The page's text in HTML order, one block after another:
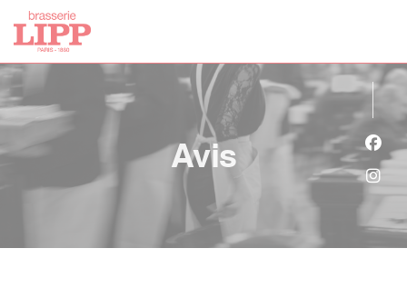
Personnalisation de vos choix en matière de cookies
Avis